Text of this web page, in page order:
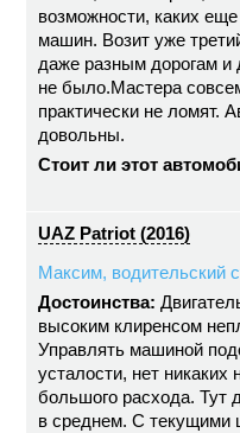
возможности, каких
машин. Возит уже
даже разным дорогам и
не было.Мастера
практически не ломят.
довольны.
Стоит ли этот
UAZ Patriot (2016)
Максим, водительский
Достоинства:
высоким клиренсом
Управлять машиной
усталости, нет никаких
большого расхода. Тут
в среднем. С текущими